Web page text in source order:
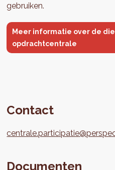
gebruiken.
Meer informatie over de
opdrachtcentrale
Contact
Documenten